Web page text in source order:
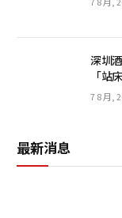
深圳
「站
7 8 月,
最新消息